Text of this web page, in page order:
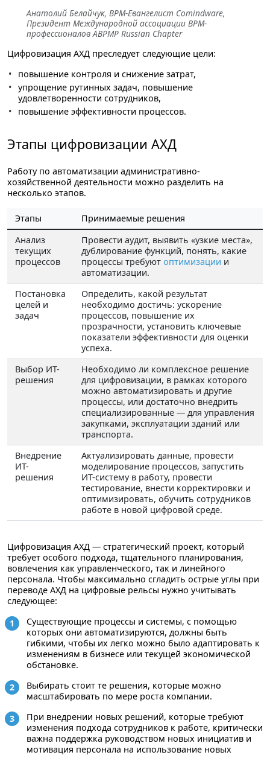
Анатолий Белайчук, BPM-Евангелист Comindware,
Президент Международной ассоциации BPM-
профессионалов ABPMP Russian Chapter
Цифровизация АХД преследует следующие цели:
повышение контроля и снижение затрат,
упрощение рутинных задач, повышение
удовлетворенности сотрудников,
повышение эффективности процессов.
Этапы цифровизации АХД
Работу по автоматизации административно-
хозяйственной деятельности можно разделить на
несколько этапов.
Этапы
Принимаемые решения
Анализ
текущих
процессов
Провести аудит, выявить «узкие места»,
дублирование функций, понять, какие
процессы требуют оптимизации и
автоматизации.
Постановка
целей и
задач
Определить, какой результат
необходимо достичь: ускорение
процессов, повышение их
прозрачности, установить ключевые
показатели эффективности для оценки
успеха.
Выбор ИТ-
решения
Необходимо ли комплексное решение
для цифровизации, в рамках которого
можно автоматизировать и другие
процессы, или достаточно внедрить
специализированные — для управления
закупками, эксплуатации зданий или
транспорта.
Внедрение
ИТ-
решения
Актуализировать данные, провести
моделирование процессов, запустить
ИТ-систему в работу, провести
тестирование, внести корректировки и
оптимизировать, обучить сотрудников
работе в новой цифровой среде.
Цифровизация АХД — стратегический проект, который
требует особого подхода, тщательного планирования,
вовлечения как управленческого, так и линейного
персонала. Чтобы максимально сгладить острые углы при
переводе АХД на цифровые рельсы нужно учитывать
следующее:
Существующие процессы и системы, с помощью
которых они автоматизируются, должны быть
гибкими, чтобы их легко можно было адаптировать к
изменениям в бизнесе или текущей экономической
обстановке.
Выбирать стоит те решения, которые можно
масштабировать по мере роста компании.
При внедрении новых решений, которые требуют
изменения подхода сотрудников к работе, критически
важна поддержка руководством новых инициатив и
мотивация персонала на использование новых